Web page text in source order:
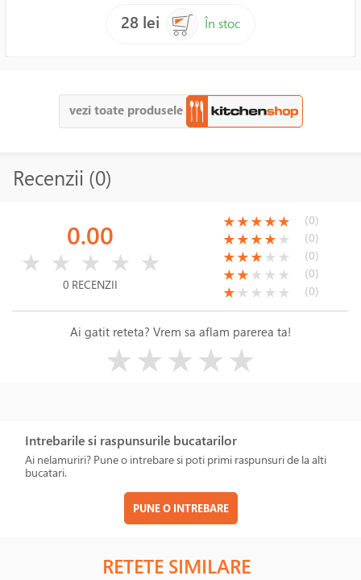
28 lei
În stoc
vezi toate produsele
Recenzii (0)
0.00
★ ★ ★ ★ ★
0 RECENZII
(*)
★(*)
★(*)
★(*)
★(*)
★ (0)
(*)
★(*)
★(*)
★(*)
★( )
★ (0)
(*)
★(*)
★(*)
★( )
★ ( )
★ (0)
(*)
★(*)
★( )
★ ( )
★ ( )
★ (0)
(*)
★( )
★ ( )
★ ( )
★ ( )
★ (0)
Ai gatit reteta? Vrem sa aflam parerea ta!
★★★★★
Intrebarile si raspunsurile bucatarilor
Ai nelamuriri? Pune o intrebare si poti primi raspunsuri de la alti
bucatari.
PUNE O INTREBARE
RETETE SIMILARE